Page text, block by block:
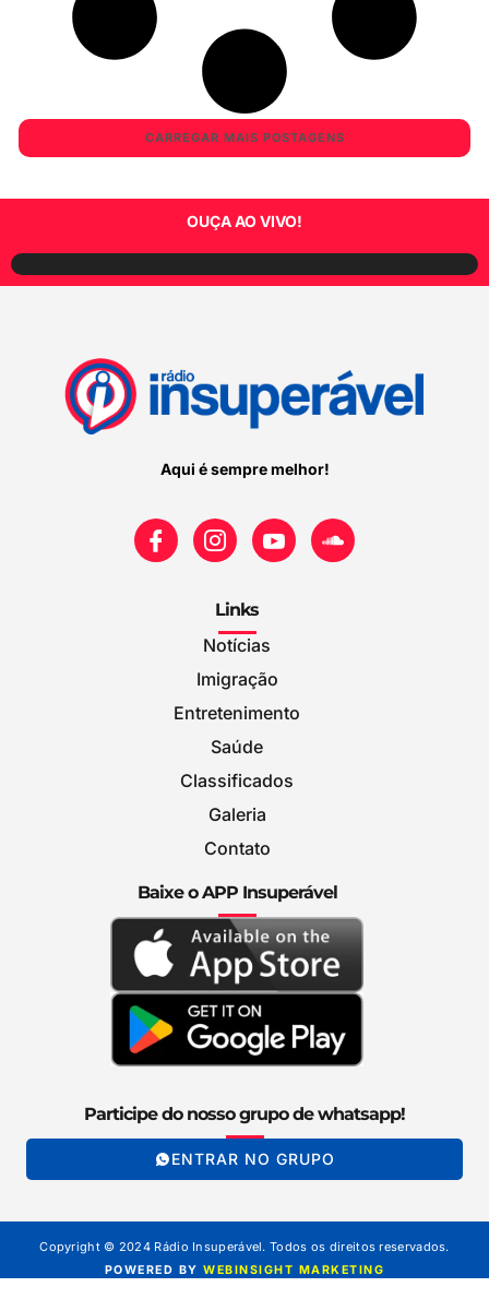
CARREGAR MAIS POSTAGENS
OUÇA AO VIVO!
Aqui é sempre melhor!
Links
Notícias
Imigração
Entretenimento
Saúde
Classificados
Galeria
Contato
Baixe o APP Insuperável
Participe do nosso grupo de whatsapp!
ENTRAR NO GRUPO
Copyright © 2024 Rádio Insuperável. Todos os direitos reservados.
POWERED BYWEBINSIGHT MARKETING